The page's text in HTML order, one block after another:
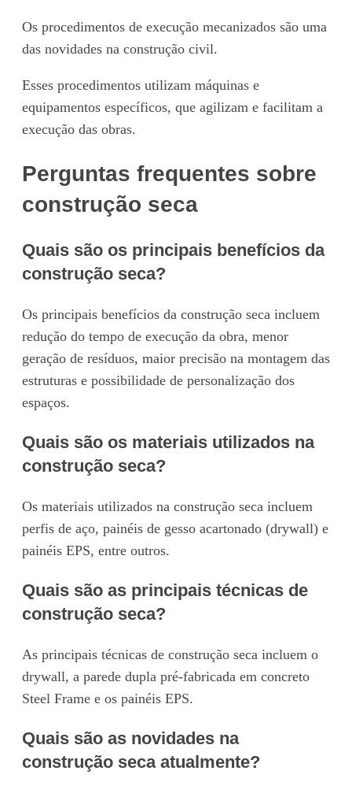
Os procedimentos de execução mecanizados são uma
das novidades na construção civil.
Esses procedimentos utilizam máquinas e
equipamentos específicos, que agilizam e facilitam a
execução das obras.
Perguntas frequentes sobre
construção seca
Quais são os principais benefícios da
construção seca?
Os principais benefícios da construção seca incluem
redução do tempo de execução da obra, menor
geração de resíduos, maior precisão na montagem das
estruturas e possibilidade de personalização dos
espaços.
Quais são os materiais utilizados na
construção seca?
Os materiais utilizados na construção seca incluem
perfis de aço, painéis de gesso acartonado (drywall) e
painéis EPS, entre outros.
Quais são as principais técnicas de
construção seca?
As principais técnicas de construção seca incluem o
drywall, a parede dupla pré-fabricada em concreto
Steel Frame e os painéis EPS.
Quais são as novidades na
construção seca atualmente?